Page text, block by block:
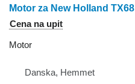
Motor za New Holland TX68
Cena na upit
Motor
Danska, Hemmet